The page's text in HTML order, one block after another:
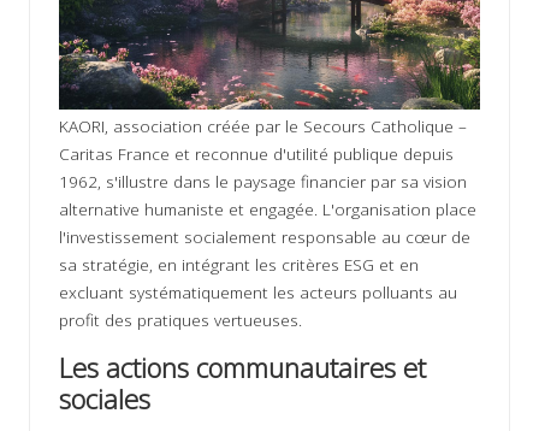
KAORI, association créée par le Secours Catholique –
Caritas France et reconnue d'utilité publique depuis
1962, s'illustre dans le paysage financier par sa vision
alternative humaniste et engagée. L'organisation place
l'investissement socialement responsable au cœur de
sa stratégie, en intégrant les critères ESG et en
excluant systématiquement les acteurs polluants au
profit des pratiques vertueuses.
Les actions communautaires et
sociales